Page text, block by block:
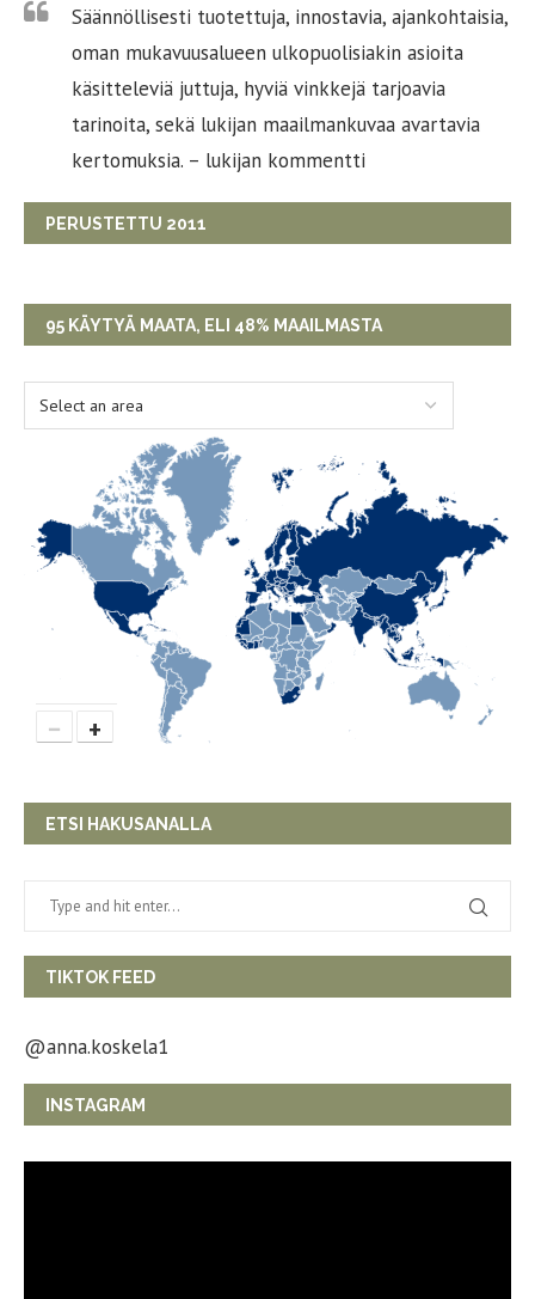
Säännöllisesti tuotettuja, innostavia, ajankohtaisia,
oman mukavuusalueen ulkopuolisiakin asioita
käsitteleviä juttuja, hyviä vinkkejä tarjoavia
tarinoita, sekä lukijan maailmankuvaa avartavia
kertomuksia. – lukijan kommentti
PERUSTETTU 2011
95 KÄYTYÄ MAATA, ELI 48% MAAILMASTA
− +
ETSI HAKUSANALLA
TIKTOK FEED
@anna.koskela1
INSTAGRAM